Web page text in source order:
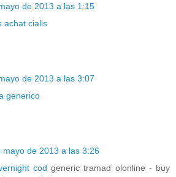
de 2013 a las 1:15
achat cialis
de 2013 a las 3:07
generico
mayo de 2013 a las 3:26
cod generic tramad olonline - buy